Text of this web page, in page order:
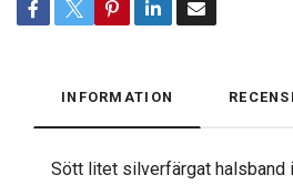
INFORMATION
Sött litet silverfärgat halsband